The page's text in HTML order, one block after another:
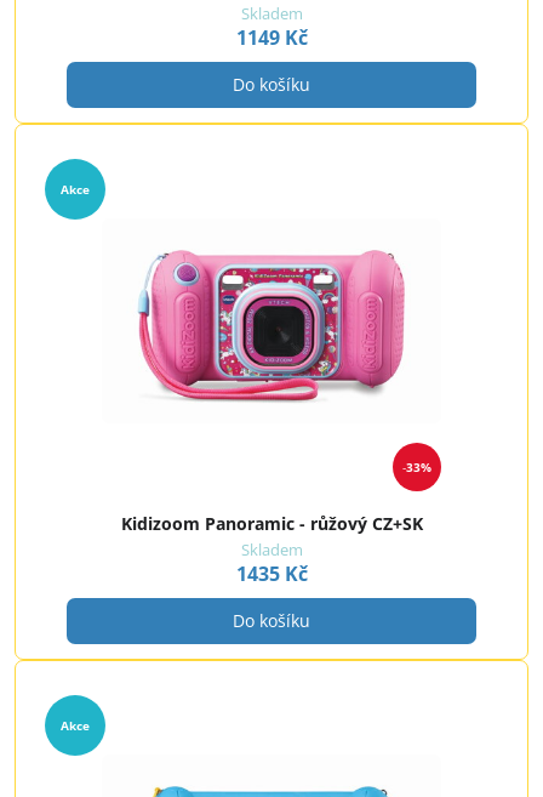
Skladem
1149 Kč
Do košíku
33%
Akce
Kidizoom Panoramic - růžový CZ+SK
Skladem
1435 Kč
Do košíku
Akce